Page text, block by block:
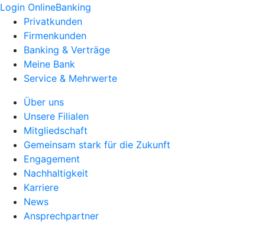
Login OnlineBanking
Privatkunden
Firmenkunden
Banking & Verträge
Meine Bank
Service & Mehrwerte
Über uns
Unsere Filialen
Mitgliedschaft
Gemeinsam stark für die Zukunft
Engagement
Nachhaltigkeit
Karriere
News
Ansprechpartner